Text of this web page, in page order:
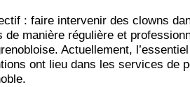
: faire intervenir des clowns
de manière régulière et
Actuellement,
ont lieu dans les services de